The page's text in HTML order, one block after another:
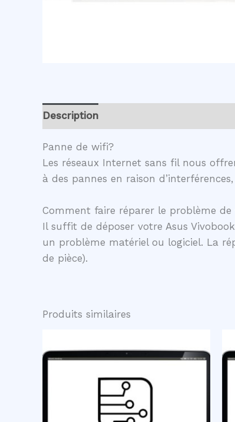
Description
Panne de wifi?
Les réseaux Internet sans fil nous
à des pannes en raison
Comment faire réparer le problème de
Il suffit de déposer votre Asus
un problème matériel ou logiciel. La
de pièce).
Produits similaires